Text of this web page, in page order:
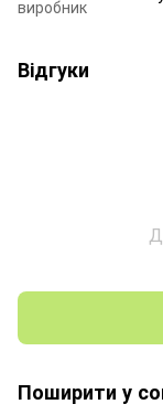
виробник
Відгуки
Поширити у